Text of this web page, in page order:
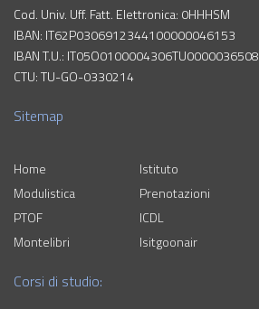
Cod. Univ. Uff. Fatt. Elettronica: 0HHHSM
IBAN: IT62P0306912344100000046153
IBAN T.U.: IT05O0100004306TU0000036508
CTU: TU-GO-0330214
Sitemap
Home Istituto
Modulistica
Prenotazioni
PTOF
ICDL
Montelibri
Isitgoonair
Corsi di studio: